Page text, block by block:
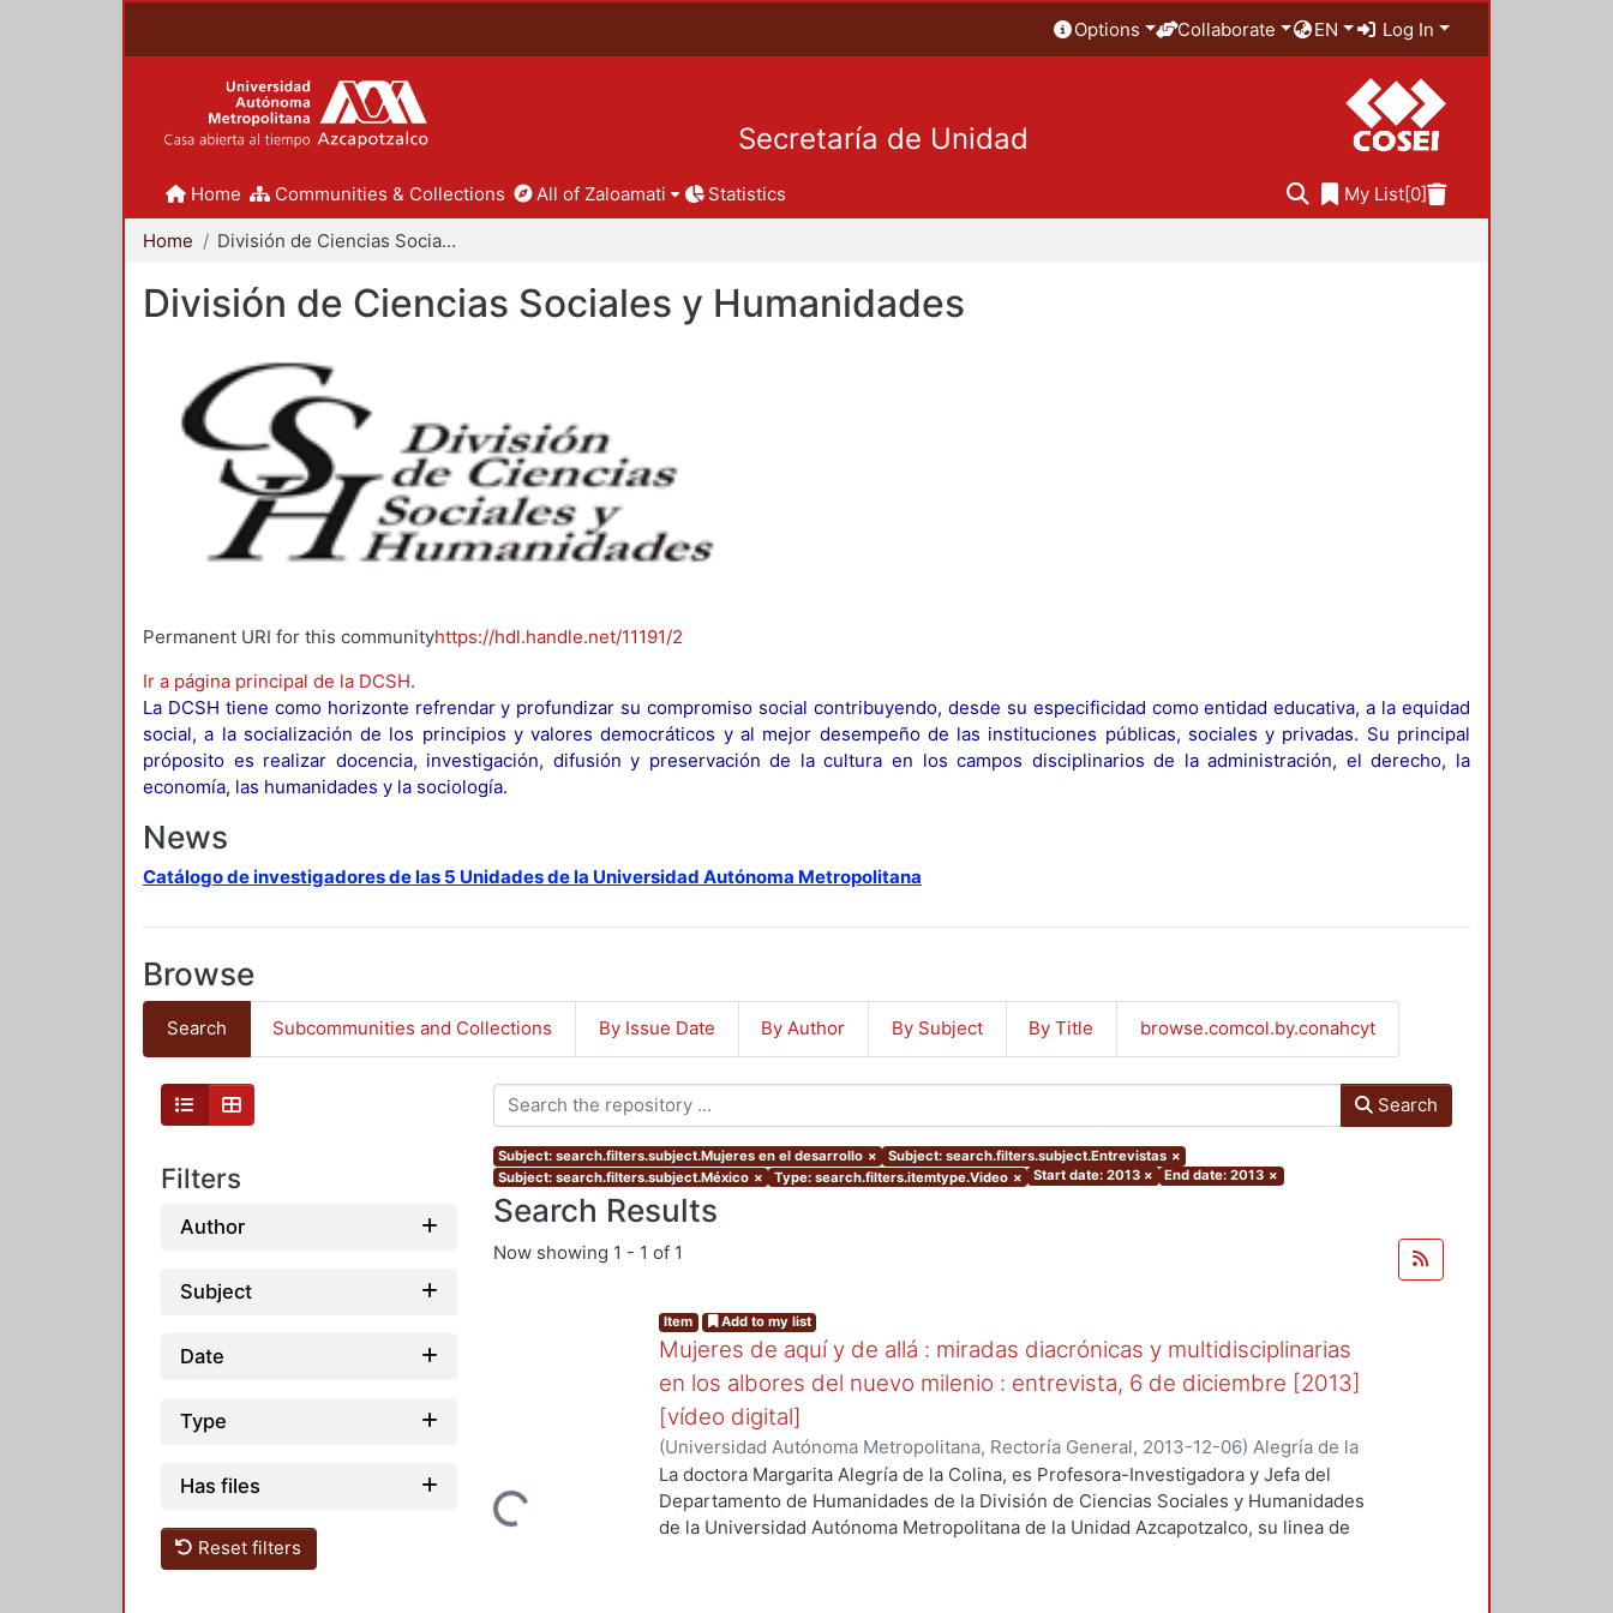
Options Collaborate EN Log In
Secretaría de Unidad
Home Communities & Collections All of Zaloamati Statistics My List[0]
Home División de Ciencias Sociales y Humanidades
División de Ciencias Sociales y Humanidades
Permanent URI for this communityhttps://hdl.handle.net/11191/2
Ir a página principal de la DCSH.
La DCSH tiene como horizonte refrendar y profundizar su compromiso social contribuyendo, desde su especificidad como entidad educativa, a la equidad
social, a la socialización de los principios y valores democráticos y al mejor desempeño de las instituciones públicas, sociales y privadas. Su principal
próposito es realizar docencia, investigación, difusión y preservación de la cultura en los campos disciplinarios de la administración, el derecho, la
economía, las humanidades y la sociología.
News
Catálogo de investigadores de las 5 Unidades de la Universidad Autónoma Metropolitana
Browse
Search Subcommunities and Collections By Issue Date By Author By Subject By Title browse.comcol.by.conahcyt
Filters
Author
Subject
Date
Type
Has files
Reset filters
Search
Subject: search.filters.subject.Mujeres en el desarrollo × Subject: search.filters.subject.Entrevistas ×
Subject: search.filters.subject.México × Type: search.filters.itemtype.Video × Start date: 2013 × End date: 2013 ×
Search Results
Now showing 1 - 1 of 1
Loading...
Item Add to my list
Mujeres de aquí y de allá : miradas diacrónicas y multidisciplinarias
en los albores del nuevo milenio : entrevista, 6 de diciembre [2013]
[vídeo digital]
(Universidad Autónoma Metropolitana, Rectoría General, 2013-12-06) Alegría de la
Colina, Margarita, coordinadora
La doctora Margarita Alegría de la Colina, es Profesora-Investigadora y Jefa del
Departamento de Humanidades de la División de Ciencias Sociales y Humanidades
de la Universidad Autónoma Metropolitana de la Unidad Azcapotzalco, su linea de